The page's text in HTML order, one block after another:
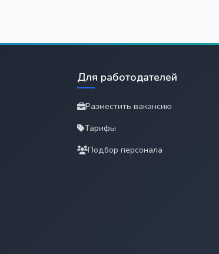
Для работодателей
Разместить вакансию
Тарифы
Подбор персонала